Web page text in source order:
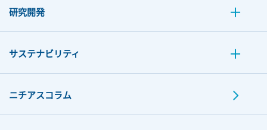
研究開発
サステナビリティ
ニチアスコラム